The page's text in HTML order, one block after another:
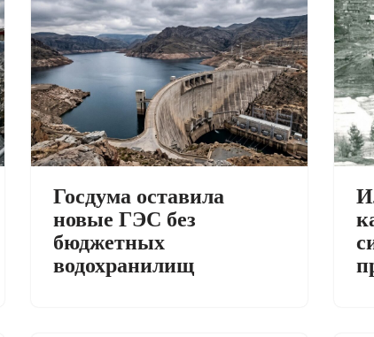
Госдума оставила
новые ГЭС без
бюджетных
водохранилищ